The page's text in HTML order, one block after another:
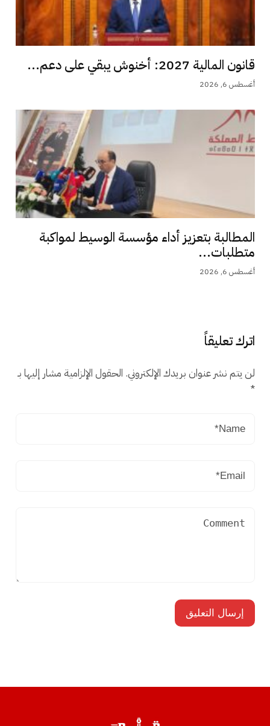
قانون المالية 2027: أخنوش يبقي على دعم...
أغسطس 6, 2026
المطالبة بتعزيز أداء مؤسسة الوسيط لمواكبة
متطلبات...
أغسطس 6, 2026
اترك تعليقاً
لن يتم نشر عنوان بريدك الإلكتروني. الحقول الإلزامية مشار إليها بـ
*